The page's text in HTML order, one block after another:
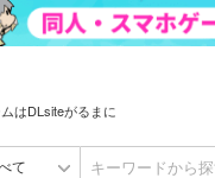
はDLsiteがるまに
て